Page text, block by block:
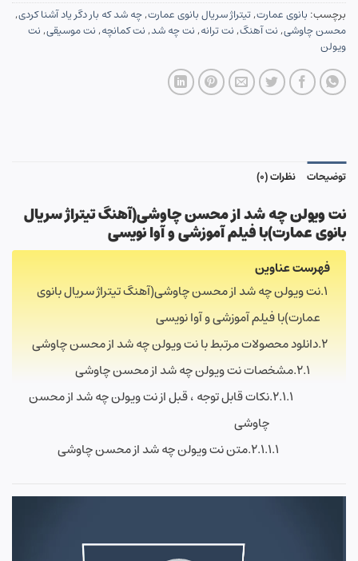
برچسب: بانوی عمارت,تیتراژ سریال بانوی عمارت,چه شد که بار دگر یاد آشنا کردی,
محسن چاوشی,نت آهنگ,نت ترانه,نت چه شد,نت کمانچه,نت موسیقی,نت
ویولن
توضیحات نظرات (0)
نت ویولن چه شد از محسن چاوشی(آهنگ تیتراژ سریال
بانوی عمارت)با فیلم آموزشی و آوا نویسی
فهرست عناوین
نت ویولن چه شد از محسن چاوشی(آهنگ تیتراژ سریال بانوی
عمارت)با فیلم آموزشی و آوا نویسی
دانلود محصولات مرتبط با نت ویولن چه شد از محسن چاوشی
مشخصات نت ویولن چه شد از محسن چاوشی
نکات قابل توجه ، قبل از نت ویولن چه شد از محسن
چاوشی
متن نت ویولن چه شد از محسن چاوشی